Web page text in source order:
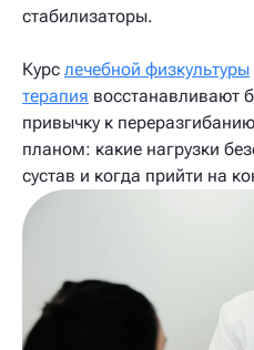
стабилизаторы.
Курс лечебной физкультуры
терапия восстанавливают
привычку к
планом: какие нагрузки
сустав и когда прийти на